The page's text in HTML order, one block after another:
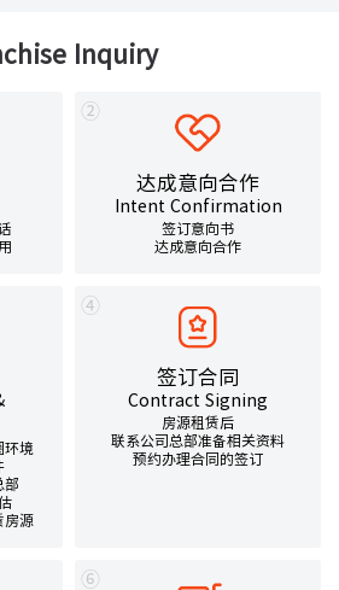
Inquiry
②
达成意向合作
Intent Confirmation
签订意向书
达成意向合作
环境
部
房源
④
签订合同
Contract Signing
房源租赁后
联系公司总部准备相关资料
预约办理合同的签订
⑥